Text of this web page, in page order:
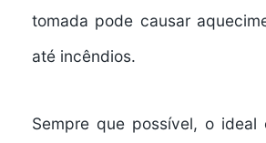
tomada pode causar
até incêndios.
Sempre que possível, o ideal